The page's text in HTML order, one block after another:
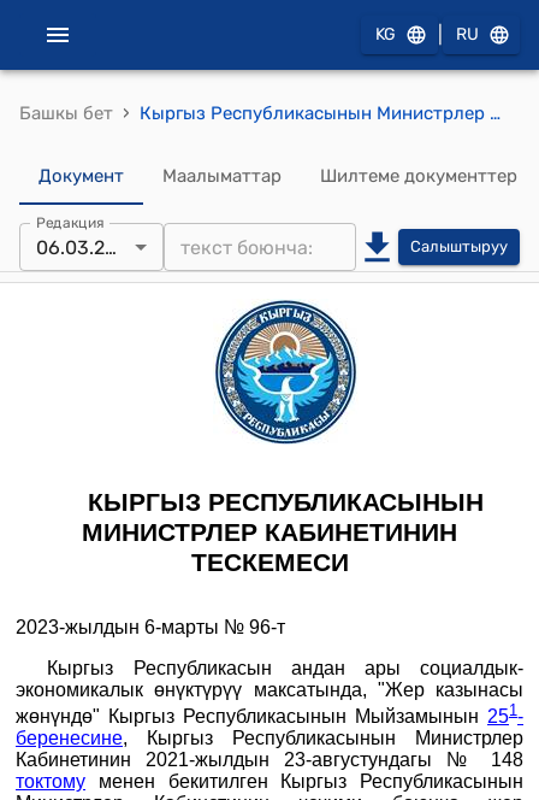
KG RU
Башкы бет › Кыргыз Республикасынын Министрлер Кабинетинин 2023-жылдын 6-мартындагы № 96-т (Жер казынасын пайдалануу укугун берүү тууралуу) тескемеси
Документ Маалыматтар Шилтеме документтер
Редакция
06.03.2023 Салыштыруу